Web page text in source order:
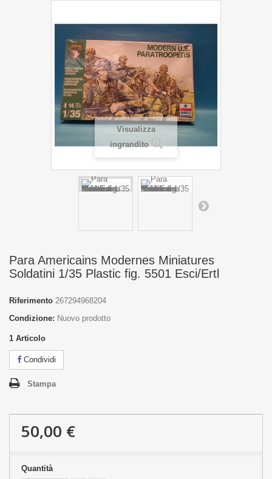
Visualizza
ingrandito
Para Americains Modernes Miniatures
Soldatini 1/35 Plastic fig. 5501 Esci/Ertl
Riferimento 267294968204
Condizione: Nuovo prodotto
1 Articolo
Condividi
Stampa
50,00 €
Quantità